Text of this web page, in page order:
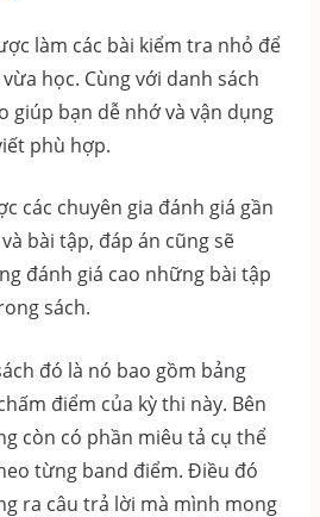
làm các bài kiểm tra nhỏ để
học. Cùng với danh sách
giúp bạn dễ nhớ và vận dụng
phù hợp.
các chuyên gia đánh giá gần
bài tập, đáp án cũng sẽ
đánh giá cao những bài tập
sách.
đó là nó bao gồm bảng
điểm của kỳ thi này. Bên
còn có phần miêu tả cụ thể
từng band điểm. Điều đó
ra câu trả lời mà mình mong